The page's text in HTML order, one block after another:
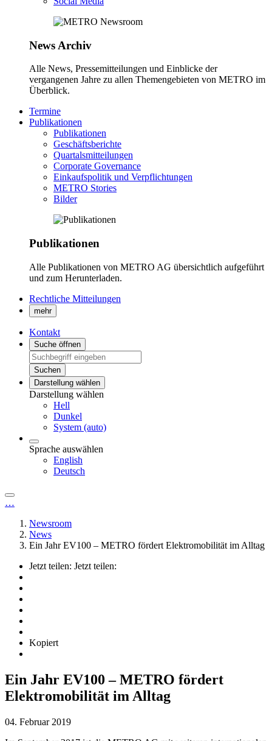
News Archiv
Alle News, Pressemitteilungen und Einblicke der
vergangenen Jahre zu allen Themengebieten von METRO im
Überblick.
Termine
Publikationen
Publikationen
Geschäftsberichte
Quartalsmitteilungen
Corporate Governance
Einkaufspolitik und Verpflichtungen
METRO Stories
Bilder
Publikationen
Alle Publikationen von METRO AG übersichtlich aufgeführt
und zum Herunterladen.
Rechtliche Mitteilungen
mehr
Kontakt
Suche öffnen
Suchen
Darstellung wählen
Darstellung wählen
Hell
Dunkel
System (auto)
Sprache auswählen
English
Deutsch
…
Newsroom
News
Ein Jahr EV100 – METRO fördert Elektromobilität im Alltag
Jetzt teilen: Jetzt teilen:
Kopiert
Ein Jahr EV100 – METRO fördert
Elektromobilität im Alltag
04. Februar 2019